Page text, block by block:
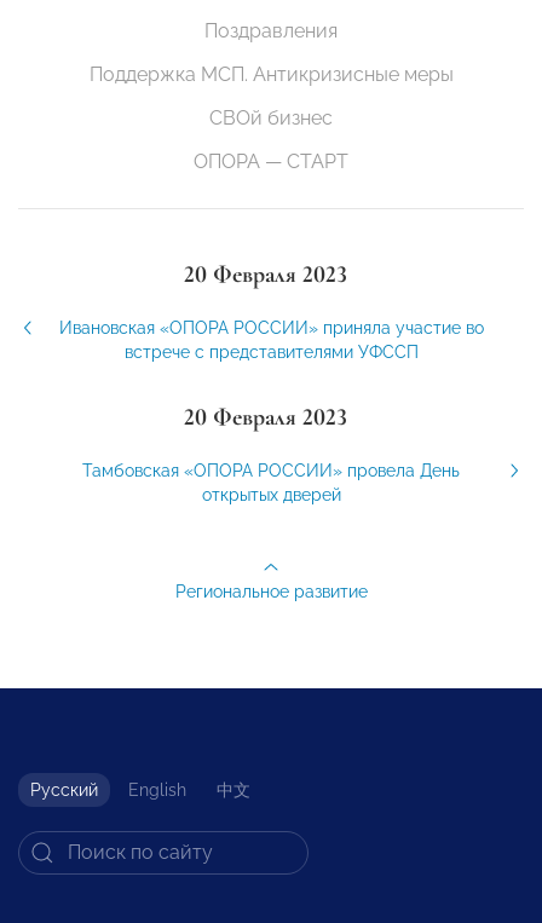
Поздравления
Поддержка МСП. Антикризисные меры
СВОй бизнес
ОПОРА — СТАРТ
20 Февраля 2023
Ивановская «ОПОРА РОССИИ» приняла участие во
встрече с представителями УФССП
20 Февраля 2023
Тамбовская «ОПОРА РОССИИ» провела День
открытых дверей
Региональное развитие
Русский English 中文